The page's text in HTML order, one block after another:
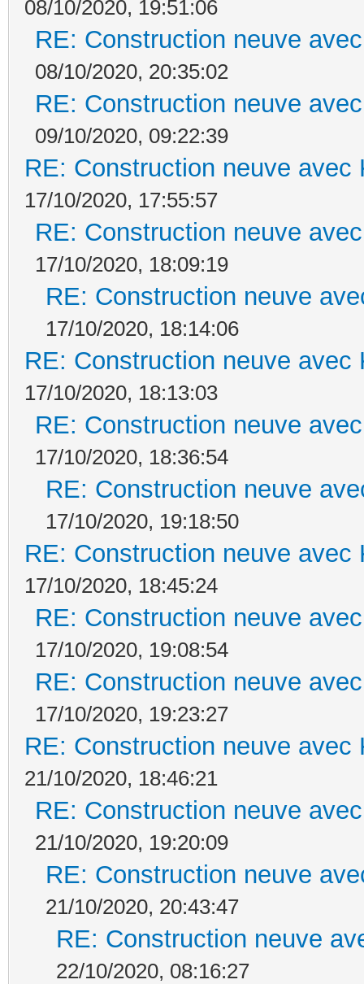
08/10/2020, 19:51:06
RE: Construction neuve
08/10/2020, 20:35:02
RE: Construction neuve
09/10/2020, 09:22:39
RE: Construction neuve avec
17/10/2020, 17:55:57
RE: Construction neuve
17/10/2020, 18:09:19
RE: Construction neuve
17/10/2020, 18:14:06
RE: Construction neuve avec
17/10/2020, 18:13:03
RE: Construction neuve
17/10/2020, 18:36:54
RE: Construction neuve
17/10/2020, 19:18:50
RE: Construction neuve avec
17/10/2020, 18:45:24
RE: Construction neuve
17/10/2020, 19:08:54
RE: Construction neuve
17/10/2020, 19:23:27
RE: Construction neuve avec
21/10/2020, 18:46:21
RE: Construction neuve
21/10/2020, 19:20:09
RE: Construction neuve
21/10/2020, 20:43:47
RE: Construction neuve
22/10/2020, 08:16:27